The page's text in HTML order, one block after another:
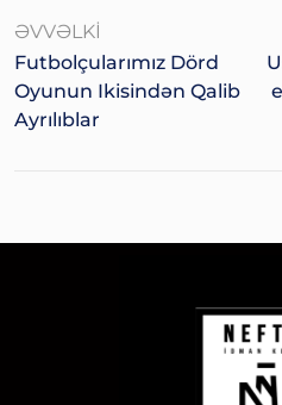
ƏVVƏLKI
Futbolçularımız Dörd
Oyunun Ikisindən Qalib
Ayrılıblar